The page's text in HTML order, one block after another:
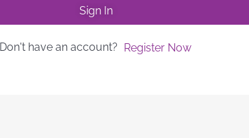
Sign In
Don't have an account? Register Now